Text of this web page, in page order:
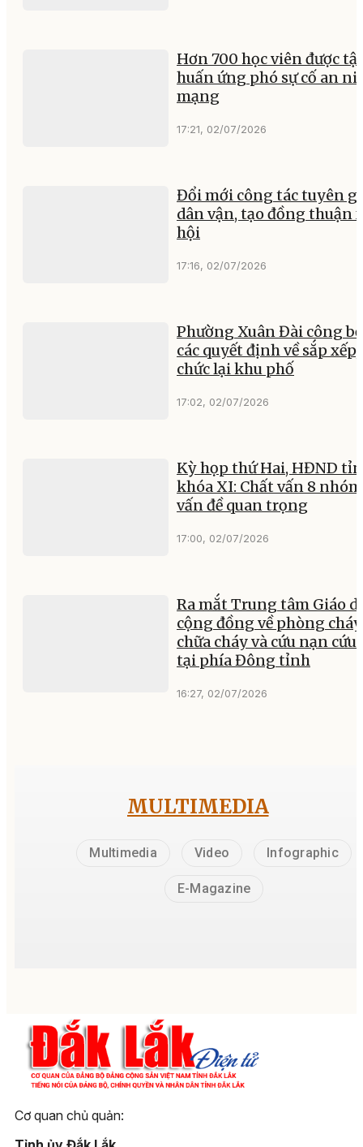
Hơn 700 học viên được
huấn ứng phó sự cố an
mạng
17:21, 02/07/2026
Đổi mới công tác tuyên
dân vận, tạo đồng thuận
hội
17:16, 02/07/2026
Phường Xuân Đài công bố
các quyết định về sắp
chức lại khu phố
17:02, 02/07/2026
Kỳ họp thứ Hai, HĐND
khóa XI: Chất vấn 8 nhóm
vấn đề quan trọng
17:00, 02/07/2026
Ra mắt Trung tâm Giáo
cộng đồng về phòng cháy
chữa cháy và cứu nạn cứu
tại phía Đông tỉnh
16:27, 02/07/2026
MULTIMEDIA
Multimedia Video Infographic
E-Magazine
Cơ quan chủ quản: